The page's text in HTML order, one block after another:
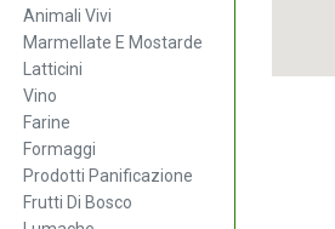
Animali Vivi
Marmellate E Mostarde
Latticini
Vino
Farine
Formaggi
Prodotti Panificazione
Frutti Di Bosco